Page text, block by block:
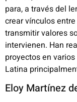
para, a través del
crear vínculos
transmitir valores
intervienen. Han
proyectos en
Latina
Eloy Martínez